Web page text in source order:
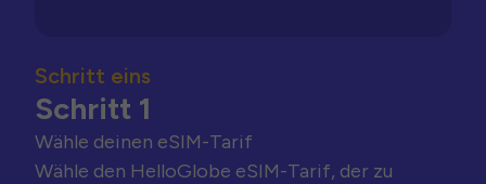
Schritt eins
Schritt 1
Wähle deinen eSIM-Tarif
Wähle den HelloGlobe eSIM-Tarif, der zu